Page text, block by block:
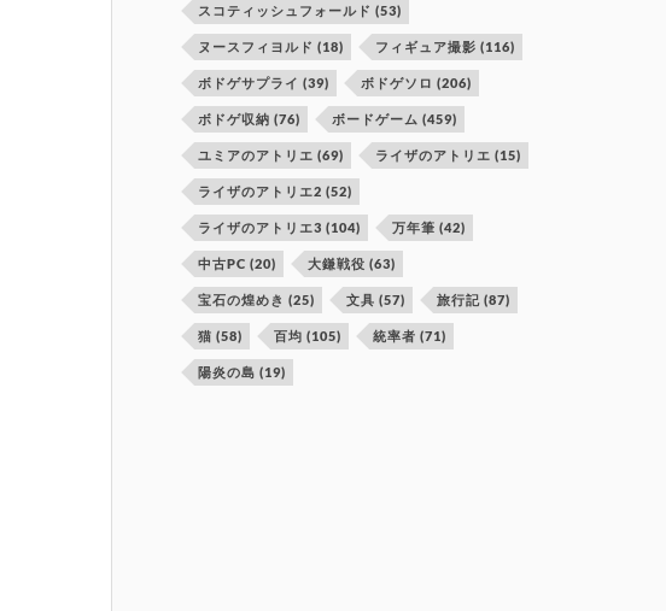
スコティッシュフォールド (53)
ヌースフィヨルド (18) フィギュア撮影 (116)
ボドゲサプライ (39) ボドゲソロ (206)
ボドゲ収納 (76) ボードゲーム (459)
ユミアのアトリエ (69) ライザのアトリエ (15)
ライザのアトリエ2 (52)
ライザのアトリエ3 (104) 万年筆 (42)
中古PC (20) 大鎌戦役 (63)
宝石の煌めき (25) 文具 (57) 旅行記 (87)
猫 (58) 百均 (105) 統率者 (71)
陽炎の島 (19)